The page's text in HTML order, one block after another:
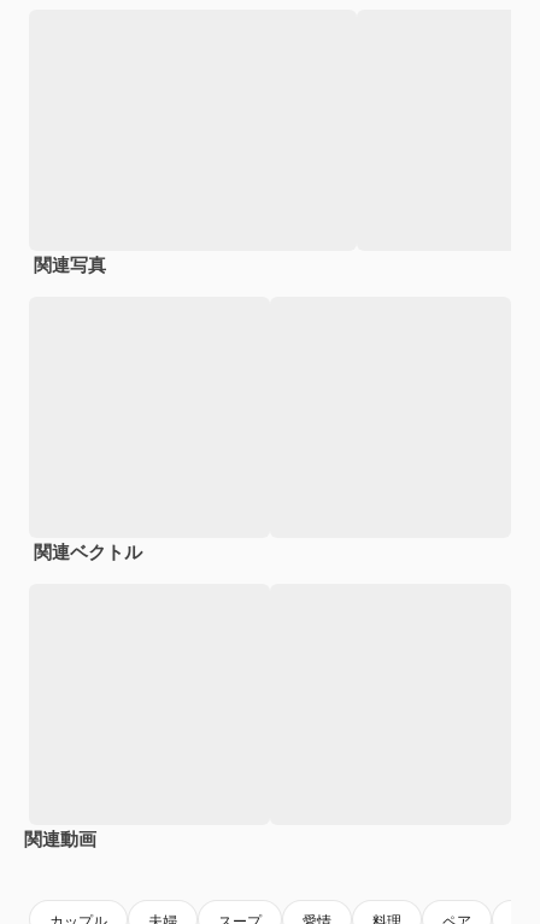
関連写真
関連ベクトル
関連動画
カップル 夫婦 スープ 愛情 料理 ペア